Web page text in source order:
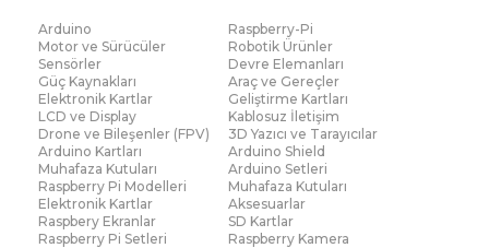
Arduino
Raspberry-Pi
Motor ve Sürücüler
Robotik Ürünler
Sensörler
Devre Elemanları
Güç Kaynakları
Araç ve Gereçler
Elektronik Kartlar
Geliştirme Kartları
LCD ve Display
Kablosuz İletişim
Drone ve Bileşenler (FPV)
3D Yazıcı ve Tarayıcılar
Arduino Kartları
Arduino Shield
Muhafaza Kutuları
Arduino Setleri
Raspberry Pi Modelleri
Muhafaza Kutuları
Elektronik Kartlar
Aksesuarlar
Raspbery Ekranlar
SD Kartlar
Raspberry Pi Setleri
Raspberry Kamera